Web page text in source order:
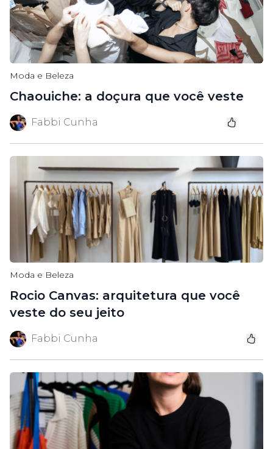
Moda e Beleza
Chaouiche: a doçura que você veste
Fabbi Cunha
Moda e Beleza
Rocio Canvas: arquitetura que você
veste do seu jeito
Fabbi Cunha